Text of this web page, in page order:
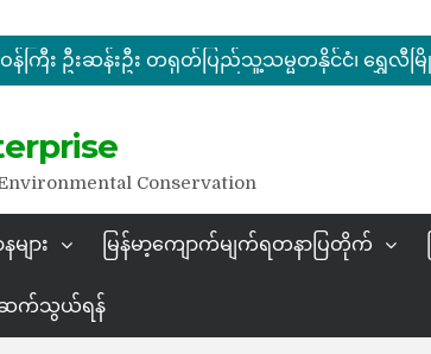
ေါ်ယူခြင်း
Conservation
များ မြန်မာ့ကျောက်မျက်ရတနာပြတိုက်
က်သွယ်ရန်